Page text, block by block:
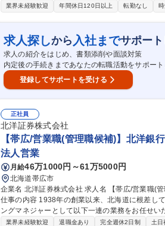
せおよび現場での作業指示 ■他工事業者を含む
パート代・光熱費全額会社負担、月7.5～13.5万
ン代・使用料手当も手厚く支給します。 募集職種 【帯広/施工管理】未経験歓迎/土日祝休/正社員登用100%/奨学
金返還制度/転勤無
業界未経験歓迎 年間休日120日以上 転勤なし
求人探しから 入社までサポート
求人の紹介をはじめ、書類添削や面談対策
内定後の手続きまであなたの転職活動をサポート
登録してサポートを受ける
正社員
北洋証券株式会社
【帯広/営業職(管理職候補)】北洋銀
法人営業
月給46万1000円～61万5000円
北海道帯広市
企業名 北洋証券株式会社 求人名 【帯広/営業職(管理職候補)】北洋銀行Grの安定基盤/UIターン歓迎/WEB面接可◎
仕事の内容 1938年の創業以来、北海道に根差し
ングマネジャーとして以下一連の業務をお任せいたし
る北洋銀行から紹介を受けたお客様を中心に、
業界未経験歓迎 退職金あり 完全週休2日制 土日